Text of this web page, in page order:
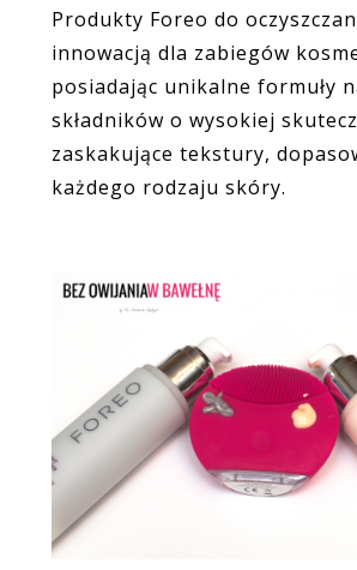
Produkty Foreo do
innowacją dla zabiegów
posiadając unikalne formuły
składników o wysokiej
zaskakujące tekstury,
każdego rodzaju skóry.